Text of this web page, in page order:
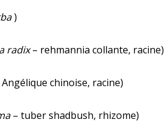
)
radix– rehmannia collante, racine)
chinoise, racine)
– tuber shadbush, rhizome)